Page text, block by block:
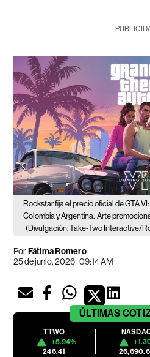
Rockstar fija el precio oficial de GTA
Colombia y Argentina. Arte
(Divulgación: Take-Two Interactive/
PorFátima Romero
25 de junio, 2026 | 09:14 AM
ÚLTIMAS
TTWO
+5.94%
246.41